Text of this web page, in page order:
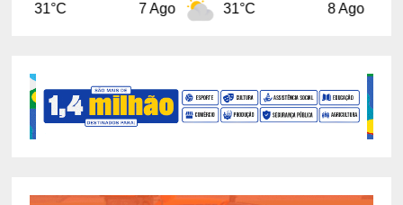
7 Ago 31°C 8 Ago 31°C